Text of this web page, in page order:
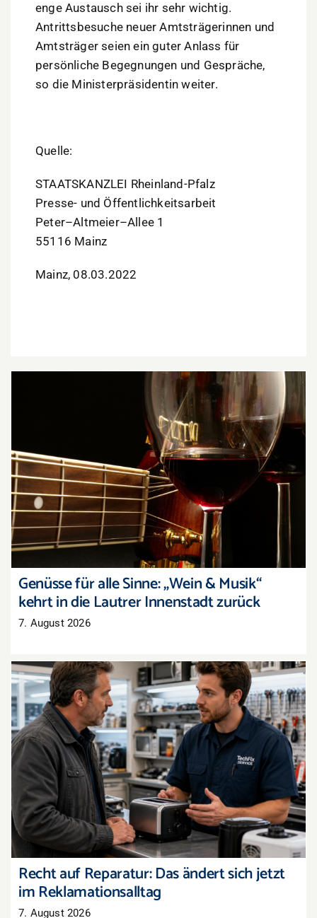
enge Austausch sei ihr sehr wichtig.
Antrittsbesuche neuer Amtsträgerinnen und
Amtsträger seien ein guter Anlass für
persönliche Begegnungen und Gespräche,
so die Ministerpräsidentin weiter.
Quelle:
STAATSKANZLEI Rheinland-Pfalz
Presse- und Öffentlichkeitsarbeit
Peter–Altmeier–Allee 1
55116 Mainz
Mainz, 08.03.2022
Genüsse für alle Sinne: „Wein & Musik“ kehrt in
die Lautrer Innenstadt zurück
Genüsse für alle Sinne: „Wein & Musik“
kehrt in die Lautrer Innenstadt zurück
7. August 2026
Recht auf Reparatur: Das ändert sich jetzt im
Reklamationsalltag
Recht auf Reparatur: Das ändert sich jetzt
im Reklamationsalltag
7. August 2026